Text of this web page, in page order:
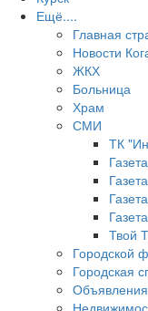
Ещё....
Главная
Новости
ЖКХ
Больница
Храм
СМИ
ТК
Твой
Городской
Городская
Объявления